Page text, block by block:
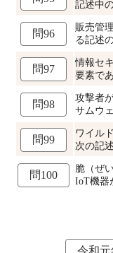
記述中
問96
販売管
る記述
問97
情報セ
要素で
問98
攻撃者
サムウ
問99
ワイル
次の記
問100
脆（ぜ
IoT機器
令和